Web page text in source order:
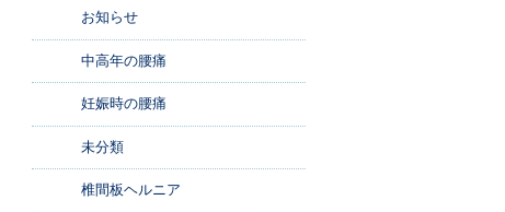
お知らせ
中高年の腰痛
妊娠時の腰痛
未分類
椎間板ヘルニア